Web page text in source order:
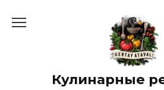
Кулинарные